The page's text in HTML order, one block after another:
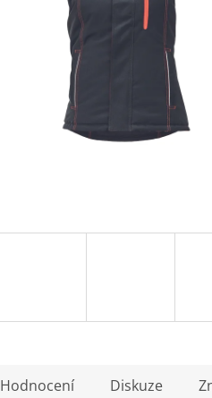
Hodnocení Diskuze